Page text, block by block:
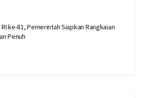
RI ke-81, Pemerintah Siapkan Rangkaian
Penuh